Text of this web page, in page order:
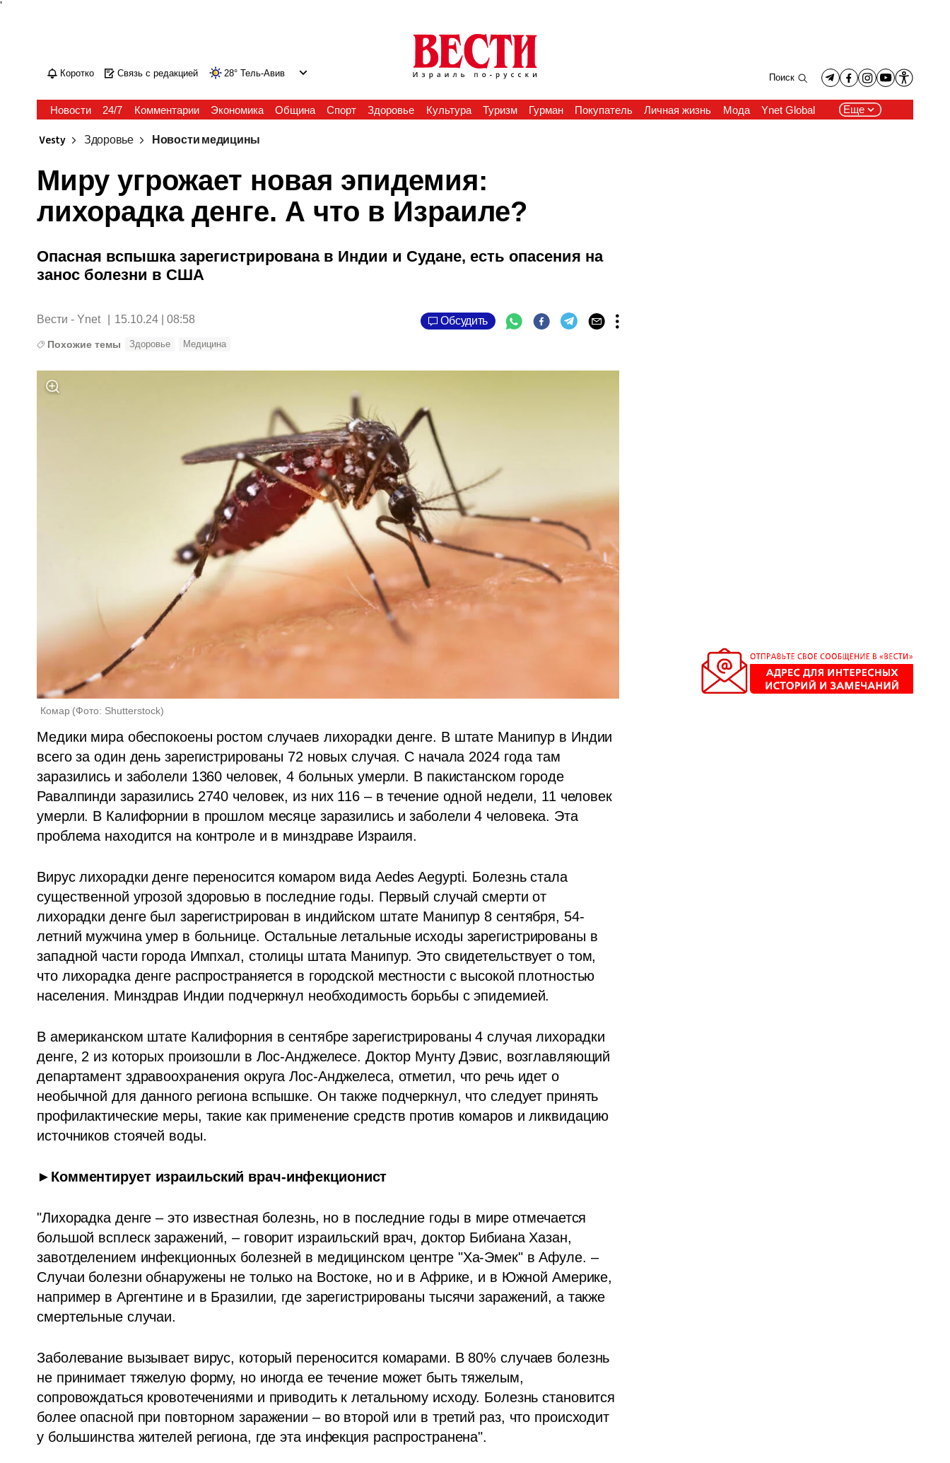
'
Коротко Связь с редакцией 28° Тель-Авив Поиск
Новости 24/7 Комментарии Экономика Община Спорт Здоровье Культура Туризм Гурман Покупатель Личная жизнь Мода Ynet Global Еще
Vesty Здоровье Новости медицины
Миру угрожает новая эпидемия:
лихорадка денге. А что в Израиле?
Опасная вспышка зарегистрирована в Индии и Судане, есть опасения на
занос болезни в США
Вести - Ynet 15.10.24 | 08:58 Обсудить
Похожие темы Здоровье Медицина
Комар (Фото: Shutterstock)
Медики мира обеспокоены ростом случаев лихорадки денге. В штате Манипур в Индии
всего за один день зарегистрированы 72 новых случая. С начала 2024 года там
заразились и заболели 1360 человек, 4 больных умерли. В пакистанском городе
Равалпинди заразились 2740 человек, из них 116 – в течение одной недели, 11 человек
умерли. В Калифорнии в прошлом месяце заразились и заболели 4 человека. Эта
проблема находится на контроле и в минздраве Израиля.
Вирус лихорадки денге переносится комаром вида Aedes Aegypti. Болезнь стала
существенной угрозой здоровью в последние годы. Первый случай смерти от
лихорадки денге был зарегистрирован в индийском штате Манипур 8 сентября, 54-
летний мужчина умер в больнице. Остальные летальные исходы зарегистрированы в
западной части города Импхал, столицы штата Манипур. Это свидетельствует о том,
что лихорадка денге распространяется в городской местности с высокой плотностью
населения. Минздрав Индии подчеркнул необходимость борьбы с эпидемией.
В американском штате Калифорния в сентябре зарегистрированы 4 случая лихорадки
денге, 2 из которых произошли в Лос-Анджелесе. Доктор Мунту Дэвис, возглавляющий
департамент здравоохранения округа Лос-Анджелеса, отметил, что речь идет о
необычной для данного региона вспышке. Он также подчеркнул, что следует принять
профилактические меры, такие как применение средств против комаров и ликвидацию
источников стоячей воды.
►Комментирует израильский врач-инфекционист
"Лихорадка денге – это известная болезнь, но в последние годы в мире отмечается
большой всплеск заражений, – говорит израильский врач, доктор Бибиана Хазан,
завотделением инфекционных болезней в медицинском центре "Ха-Эмек" в Афуле. –
Случаи болезни обнаружены не только на Востоке, но и в Африке, и в Южной Америке,
например в Аргентине и в Бразилии, где зарегистрированы тысячи заражений, а также
смертельные случаи.
Заболевание вызывает вирус, который переносится комарами. В 80% случаев болезнь
не принимает тяжелую форму, но иногда ее течение может быть тяжелым,
сопровождаться кровотечениями и приводить к летальному исходу. Болезнь становится
более опасной при повторном заражении – во второй или в третий раз, что происходит
у большинства жителей региона, где эта инфекция распространена".